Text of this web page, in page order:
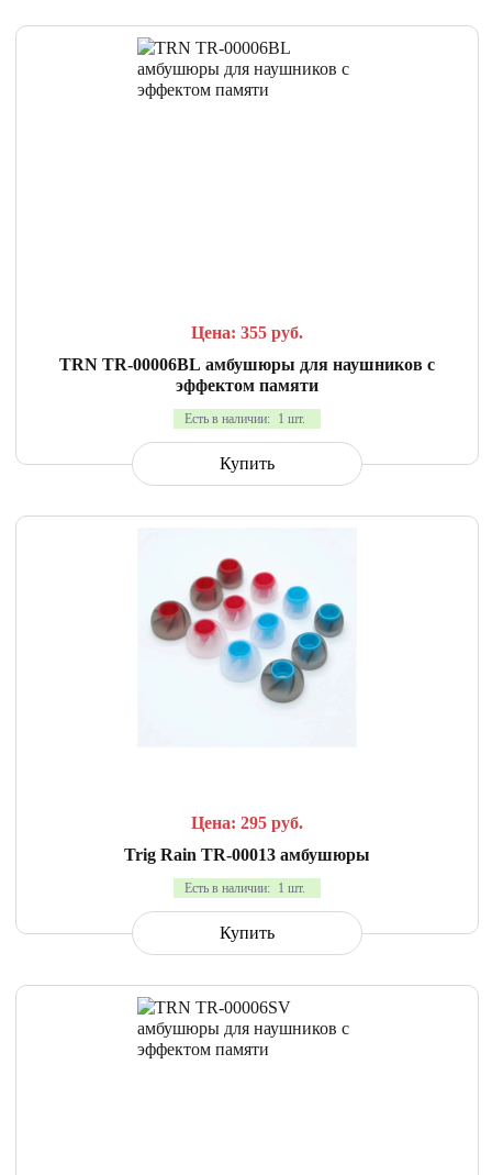
Цена: 355 руб.
TRN TR-00006BL амбушюры для наушников с
эффектом памяти
Есть в наличии: 1 шт.
Купить
Цена: 295 руб.
Trig Rain TR-00013 амбушюры
Есть в наличии: 1 шт.
Купить